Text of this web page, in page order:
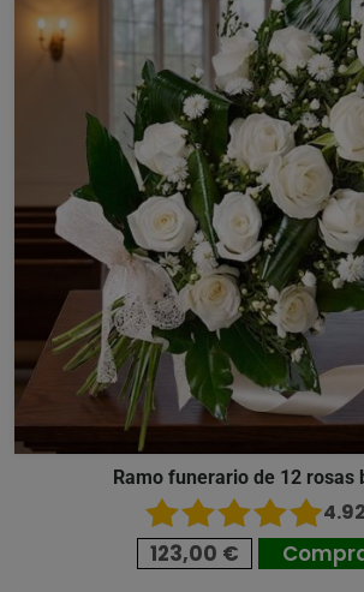
Ramo funerario de 12 rosas
123,00 €